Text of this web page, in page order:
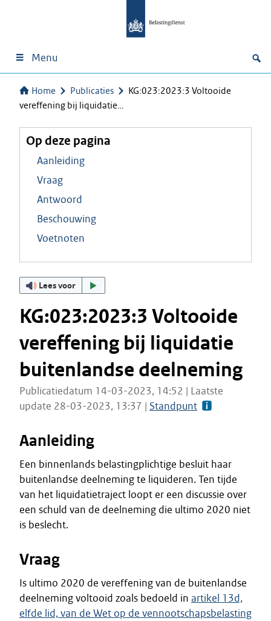
Menu
Home Publicaties
KG:023:2023:3 Voltooide
vereffening bij liquidatie…
Op deze pagina
Aanleiding
Vraag
Antwoord
Beschouwing
Voetnoten
Lees voor
KG:023:2023:3 Voltooide
vereffening bij liquidatie
buitenlandse deelneming
Publicatiedatum 14-03-2023, 14:52 | Laatste
update 28-03-2023, 13:37 | Standpunt
Aanleiding
Een binnenlands belastingplichtige besluit haar
buitenlandse deelneming te liquideren. Ten tijde
van het liquidatietraject loopt er een discussie over
een schuld van de deelneming die ultimo 2020 niet
is beslecht.
Vraag
Is ultimo 2020 de vereffening van de buitenlandse
deelneming voltooid zoals bedoeld in artikel 13d,
elfde lid, van de Wet op de vennootschapsbelasting